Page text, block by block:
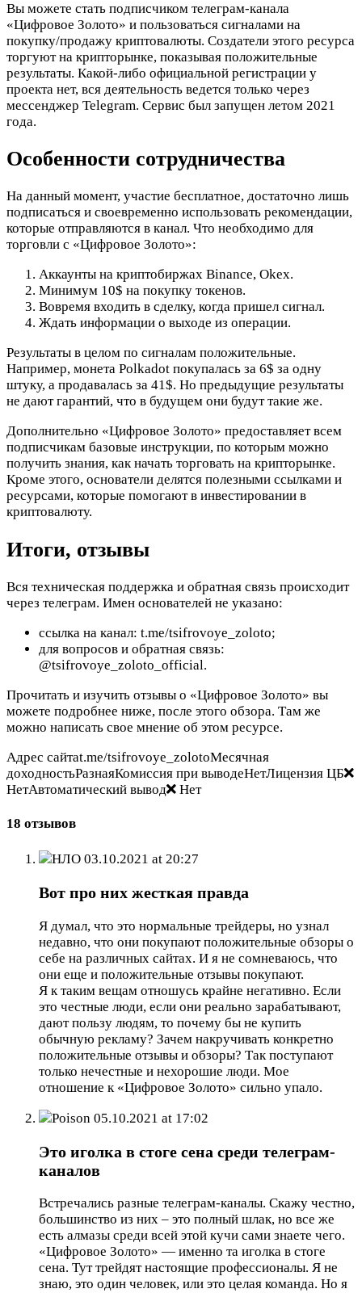
Вы можете стать подписчиком телеграм-канала
«Цифровое Золото» и пользоваться сигналами на
покупку/продажу криптовалюты. Создатели этого ресурса
торгуют на крипторынке, показывая положительные
результаты. Какой-либо официальной регистрации у
проекта нет, вся деятельность ведется только через
мессенджер Telegram. Сервис был запущен летом 2021
года.
Особенности сотрудничества
На данный момент, участие бесплатное, достаточно лишь
подписаться и своевременно использовать рекомендации,
которые отправляются в канал. Что необходимо для
торговли с «Цифровое Золото»:
Аккаунты на криптобиржах Binance, Okex.
Минимум 10$ на покупку токенов.
Вовремя входить в сделку, когда пришел сигнал.
Ждать информации о выходе из операции.
Результаты в целом по сигналам положительные.
Например, монета Polkadot покупалась за 6$ за одну
штуку, а продавалась за 41$. Но предыдущие результаты
не дают гарантий, что в будущем они будут такие же.
Дополнительно «Цифровое Золото» предоставляет всем
подписчикам базовые инструкции, по которым можно
получить знания, как начать торговать на крипторынке.
Кроме этого, основатели делятся полезными ссылками и
ресурсами, которые помогают в инвестировании в
криптовалюту.
Итоги, отзывы
Вся техническая поддержка и обратная связь происходит
через телеграм. Имен основателей не указано:
ссылка на канал: t.me/tsifrovoye_zoloto;
для вопросов и обратная связь:
@tsifrovoye_zoloto_official.
Прочитать и изучить отзывы о «Цифровое Золото» вы
можете подробнее ниже, после этого обзора. Там же
можно написать свое мнение об этом ресурсе.
Адрес сайтаt.me/tsifrovoye_zolotoМесячная
доходностьРазнаяКомиссия при выводеНетЛицензия ЦБ
НетАвтоматический вывод
Нет
18 отзывов
НЛО 03.10.2021 at 20:27
Вот про них жесткая правда
Я думал, что это нормальные трейдеры, но узнал
недавно, что они покупают положительные обзоры о
себе на различных сайтах. И я не сомневаюсь, что
они еще и положительные отзывы покупают.
Я к таким вещам отношусь крайне негативно. Если
это честные люди, если они реально зарабатывают,
дают пользу людям, то почему бы не купить
обычную рекламу? Зачем накручивать конкретно
положительные отзывы и обзоры? Так поступают
только нечестные и нехорошие люди. Мое
отношение к «Цифровое Золото» сильно упало.
Poison 05.10.2021 at 17:02
Это иголка в стоге сена среди телеграм-
каналов
Встречались разные телеграм-каналы. Скажу честно,
большинство из них – это полный шлак, но все же
есть алмазы среди всей этой кучи сами знаете чего.
«Цифровое Золото» — именно та иголка в стоге
сена. Тут трейдят настоящие профессионалы. Я не
знаю, это один человек, или это целая команда. Но я